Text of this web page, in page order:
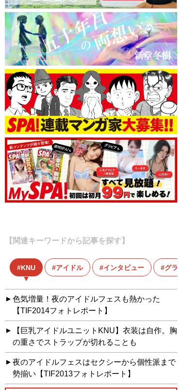
【関連キーワードから記事を探す】
KNU アイドル インタビュー グラビ
色気増量！夜のアイドルフェスも熱かった
【TIF2014フォトレポート】
【巨乳アイドルユニットKNU】衣装は自作。胸
の重さでストラップが切れることも
夜のアイドルフェスはセクシーから個性派まで
勢揃い【TIF2013フォトレポート】